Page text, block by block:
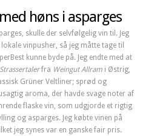
høns i asparges
skulle der selvfølgelig vin til. Jeg
vinpusher, så jeg måtte tage til
kunne byde på. Jeg endte med at
fra Weingut Allram i Østrig,
Grüner Veltliner; sprød og
aroma, der havde svage noter af
flaske vin, som udgjorde et rigtig
og asparges. Jeg købte vinen på
jeg synes var en ganske fair pris.